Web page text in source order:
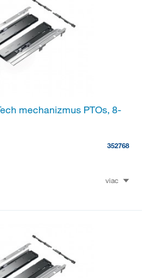
mechanizmus PTOs, 8-
352768
viac